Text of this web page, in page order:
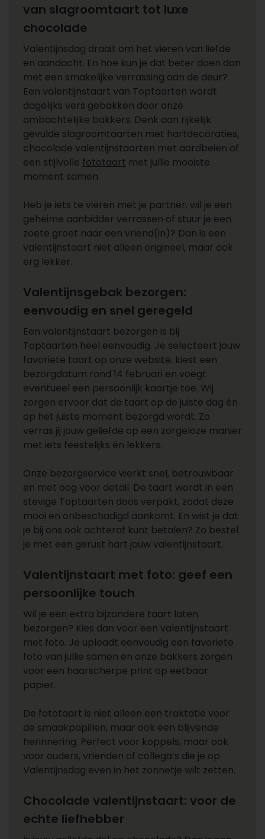
van slagroomtaart tot luxe
chocolade
Valentijnsdag draait om het vieren van liefde
en aandacht. En hoe kun je dat beter doen dan
met een smakelijke verrassing aan de deur?
Een valentijnstaart van Toptaarten wordt
dagelijks vers gebakken door onze
ambachtelijke bakkers. Denk aan rijkelijk
gevulde slagroomtaarten met hartdecoraties,
chocolade valentijnstaarten met aardbeien of
een stijlvolle fototaart met jullie mooiste
moment samen.
Heb je iets te vieren met je partner, wil je een
geheime aanbidder verrassen of stuur je een
zoete groet naar een vriend(in)? Dan is een
valentijnstaart niet alleen origineel, maar ook
erg lekker.
Valentijnsgebak bezorgen:
eenvoudig en snel geregeld
Een valentijnstaart bezorgen is bij
Toptaarten heel eenvoudig. Je selecteert jouw
favoriete taart op onze website, kiest een
bezorgdatum rond 14 februari en voegt
eventueel een persoonlijk kaartje toe. Wij
zorgen ervoor dat de taart op de juiste dag én
op het juiste moment bezorgd wordt. Zo
verras jij jouw geliefde op een zorgeloze manier
met iets feestelijks én lekkers.
Onze bezorgservice werkt snel, betrouwbaar
en met oog voor detail. De taart wordt in een
stevige Toptaarten doos verpakt, zodat deze
mooi en onbeschadigd aankomt. En wist je dat
je bij ons ook achteraf kunt betalen? Zo bestel
je met een gerust hart jouw valentijnstaart.
Valentijnstaart met foto: geef een
persoonlijke touch
Wil je een extra bijzondere taart laten
bezorgen? Kies dan voor een valentijnstaart
met foto. Je uploadt eenvoudig een favoriete
foto van jullie samen en onze bakkers zorgen
voor een haarscherpe print op eetbaar
papier.
De fototaart is niet alleen een traktatie voor
de smaakpapillen, maar ook een blijvende
herinnering. Perfect voor koppels, maar ook
voor ouders, vrienden of collega’s die je op
Valentijnsdag even in het zonnetje wilt zetten.
Chocolade valentijnstaart: voor de
echte liefhebber